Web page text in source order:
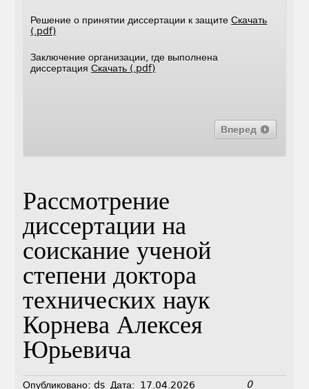
Решение о принятии диссертации к защитеСкачать
(.pdf)
Заключение организации, где выполнена
диссертацияСкачать (.pdf)
Вперед
Рассмотрение
диссертации на
соискание ученой
степени доктора
технических наук
Корнева Алексея
Юрьевича
Опубликовано: ds Дата: 17.04.2026 0